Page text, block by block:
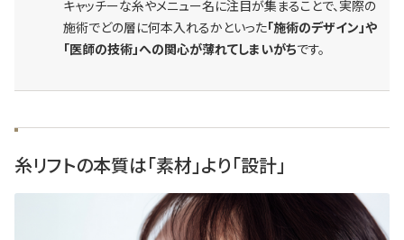
キャッチーな糸やメニュー名に注目が集まることで、実際の
施術でどの層に何本入れるかといった「施術のデザイン」や
「医師の技術」への関心が薄れてしまいがちです。
糸リフトの本質は「素材」より「設計」